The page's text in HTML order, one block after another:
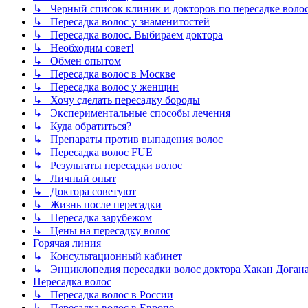
↳ Черный список клиник и докторов по пересадке
↳ Пересадка волос у знаменитостей
↳ Пересадка волос. Выбираем доктора
↳ Необходим совет!
↳ Обмен опытом
↳ Пересадка волос в Москве
↳ Пересадка волос у женщин
↳ Хочу сделать пересадку бороды
↳ Экспериментальные способы лечения
↳ Куда обратиться?
↳ Препараты против выпадения волос
↳ Пересадка волос FUE
↳ Результаты пересадки волос
↳ Личный опыт
↳ Доктора советуют
↳ Жизнь после пересадки
↳ Пересадка зарубежом
↳ Цены на пересадку волос
Горячая линия
↳ Консультационный кабинет
↳ Энциклопедия пересадки волос доктора Хакан
Пересадка волос
↳ Пересадка волос в России